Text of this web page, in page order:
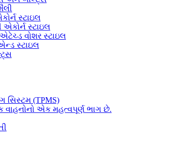
સ્ટાઇલ
સ્ટાઇલ
વોશર સ્ટાઇલ
સ્ટાઇલ
સિસ્ટમ (TPMS)
વાહનોનો એક મહત્વપૂર્ણ ભાગ છે.